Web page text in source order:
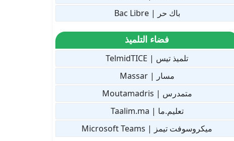
باك حر | Bac Libre
فضاء التلميذ
تلميذ تيس | TelmidTICE
مسار | Massar
متمدرس | Moutamadris
تعليم.ما | Taalim.ma
ميكروسوفت تيمز | Microsoft Teams